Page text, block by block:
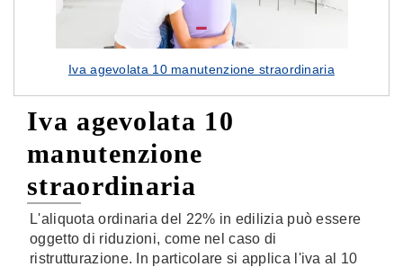
Iva agevolata 10 manutenzione straordinaria
Iva agevolata 10
manutenzione
straordinaria
L'aliquota ordinaria del 22% in edilizia può essere
oggetto di riduzioni, come nel caso di
ristrutturazione. In particolare si applica l'iva al 10